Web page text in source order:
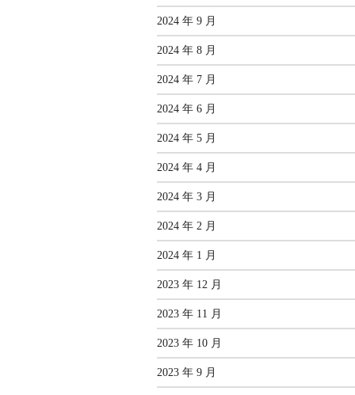
2024 年 9 月
2024 年 8 月
2024 年 7 月
2024 年 6 月
2024 年 5 月
2024 年 4 月
2024 年 3 月
2024 年 2 月
2024 年 1 月
2023 年 12 月
2023 年 11 月
2023 年 10 月
2023 年 9 月